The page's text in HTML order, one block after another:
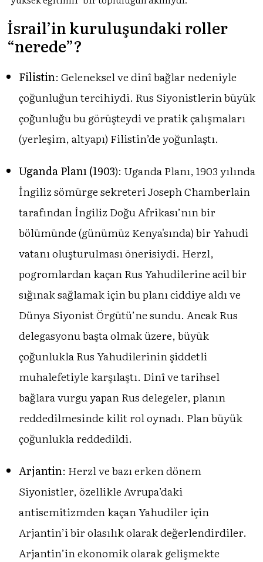
İsrail’in kuruluşundaki roller
“nerede”?
Filistin: Geleneksel ve dinî bağlar nedeniyle
çoğunluğun tercihiydi. Rus Siyonistlerin büyük
çoğunluğu bu görüşteydi ve pratik çalışmaları
(yerleşim, altyapı) Filistin’de yoğunlaştı.
Uganda Planı (1903): Uganda Planı, 1903 yılında
İngiliz sömürge sekreteri Joseph Chamberlain
tarafından İngiliz Doğu Afrikası’nın bir
bölümünde (günümüz Kenya'sında) bir Yahudi
vatanı oluşturulması önerisiydi. Herzl,
pogromlardan kaçan Rus Yahudilerine acil bir
sığınak sağlamak için bu planı ciddiye aldı ve
Dünya Siyonist Örgütü’ne sundu. Ancak Rus
delegasyonu başta olmak üzere, büyük
çoğunlukla Rus Yahudilerinin şiddetli
muhalefetiyle karşılaştı. Dinî ve tarihsel
bağlara vurgu yapan Rus delegeler, planın
reddedilmesinde kilit rol oynadı. Plan büyük
çoğunlukla reddedildi.
Arjantin: Herzl ve bazı erken dönem
Siyonistler, özellikle Avrupa’daki
antisemitizmden kaçan Yahudiler için
Arjantin’i bir olasılık olarak değerlendirdiler.
Arjantin’in ekonomik olarak gelişmekte